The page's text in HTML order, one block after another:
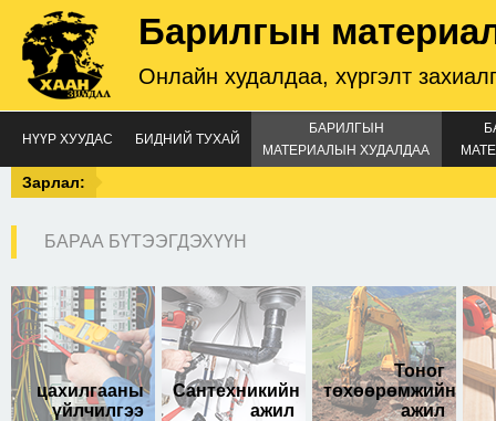
Барилгын
Онлайн худалдаа, хүргэлт
НҮҮР ХУУДАС БИДНИЙ ТУХАЙ
БАРИЛГЫН
МАТЕРИАЛЫН ХУДАЛДАА
Зарлал:
БАРАА БҮТЭЭГДЭХҮҮН
цахилгааны
үйлчилгээ
Сантехникийн
ажил
Тоног
төхөөрөмжийн
ажил
төмөр цоологч